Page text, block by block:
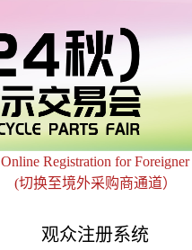
Online Registration for Foreigner
(切换至境外采购商通道）
观众注册系统